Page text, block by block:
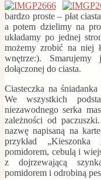
bardzo proste – płat
a potem dzielimy na
układamy po jednej
możemy zrobić na niej
wnętrze:).
dołączonej do ciasta.
Ciasteczka na
We wszystkich
niezawodnego serka
zależności od
nazwę napisaną na
przykład „Kieszonka
pomidorem, cebulą i
z dojrzewającą
pomidorem i odrobiną